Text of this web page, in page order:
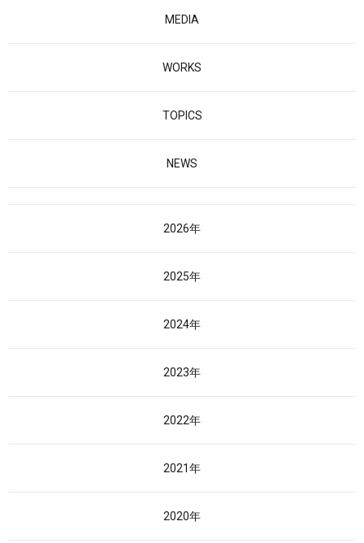
MEDIA
WORKS
TOPICS
NEWS
2026年
2025年
2024年
2023年
2022年
2021年
2020年